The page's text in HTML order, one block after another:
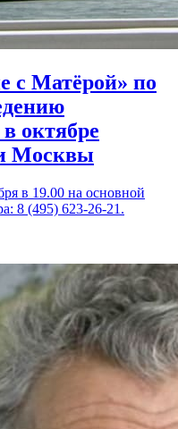
с Матёрой» по
октябре
Москвы
в 19.00 на основной
8 (495) 623-26-21.